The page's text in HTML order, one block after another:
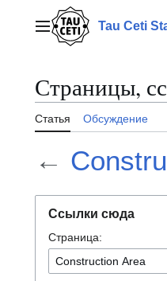
содержаниюГлавное менюTau Ceti
Страницы,
Статья Обсуждение
←
Ссылки сюда
Страница: